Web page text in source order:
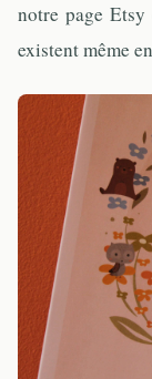
notre page
existent même